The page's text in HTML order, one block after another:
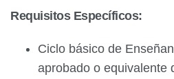
Requisitos Específicos:
Ciclo básico de
aprobado o equivalente